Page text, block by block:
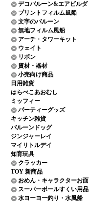
デコバルーン&エアビルダ
プリントフィルム風船
文字のバルーン
無地フィルム風船
アーチ・タワーキット
ウェイト
リボン
資材・器材
小売向け商品
日用雑貨
はらぺこあおむし
ミッフィー
パーティーグッズ
キッチン雑貨
バルーンドッグ
ジンジャーレイ
マイリトルデイ
知育玩具
クラッカー
TOY 新商品
おめん・キャラクターお面
スーパーボールすくい用品
水ヨーヨー釣り・水風船